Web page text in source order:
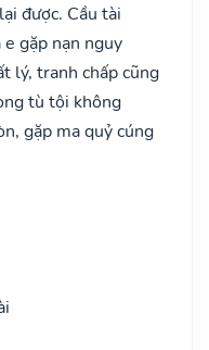
được. Cầu tài
gặp nạn nguy
lý, tranh chấp cũng
tù tội không
gặp ma quỷ cúng